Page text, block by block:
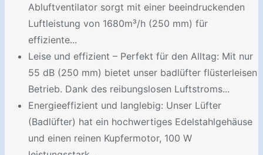
Abluftventilator sorgt mit einer beeindruckenden
Luftleistung von 1680m³/h (250 mm) für
effiziente...
Leise und effizient – Perfekt für den Alltag: Mit nur
55 dB (250 mm) bietet unser badlüfter flüsterleisen
Betrieb. Dank des reibungslosen Luftstroms...
Energieeffizient und langlebig: Unser Lüfter
(Badlüfter) hat ein hochwertiges Edelstahlgehäuse
und einen reinen Kupfermotor, 100 W